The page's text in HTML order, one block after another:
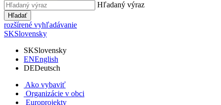
Hľadaný výraz
Hľadať
rozšírené vyhľadávanie
SKSlovensky
SKSlovensky
ENEnglish
DEDeutsch
Ako vybaviť
Organizácie v obci
Europrojekty